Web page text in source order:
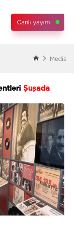
Canlı yayım
Media
Şuşada